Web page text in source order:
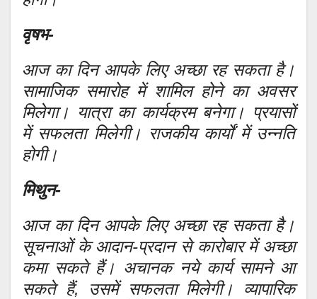
वृषभ-
आज का दिन आपके लिए अच्छा रह सकता है।
सामाजिक समारोह में शामिल होने का अवसर
मिलेगा। यात्रा का कार्यक्रम बनेगा। प्रयासों
में सफलता मिलेगी। राजकीय कार्यों में उन्नति
होगी।
मिथुन-
आज का दिन आपके लिए अच्छा रह सकता है।
सूचनाओं के आदान-प्रदान से कारोबार में अच्छा
कमा सकते हैं। अचानक नये कार्य सामने आ
सकते हैं, उसमें सफलता मिलेगी। व्यापारिक